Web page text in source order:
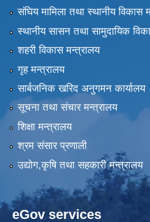
संघिय मामिला तथा स्थानीय विकास
स्थानीय सासन तथा सामुदायिक
शहरी विकास मन्त्रालय
गृह मन्त्रालय
सार्बजनिक खरिद अनुगमन कार्यालय
सूचना तथा संचार मन्त्रालय
शिक्षा मन्त्रालय
श्रम संसार प्रणाली
उद्योग,कृषि तथा सहकारी मन्त्रालय
eGov services